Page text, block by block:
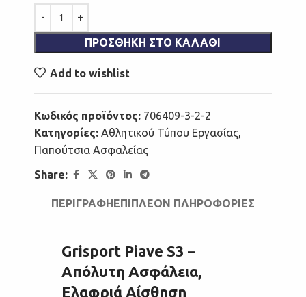
ΠΡΟΣΘΉΚΗ ΣΤΟ ΚΑΛΆΘΙ
Add to wishlist
Κωδικός προϊόντος: 706409-3-2-2
Κατηγορίες: Αθλητικού Τύπου Εργασίας,
Παπούτσια Ασφαλείας
Share:
ΠΕΡΙΓΡΑΦΉΕΠΙΠΛΈΟΝ ΠΛΗΡΟΦΟΡΊΕΣ
Grisport Piave S3 –
Απόλυτη Ασφάλεια,
Ελαφριά Αίσθηση